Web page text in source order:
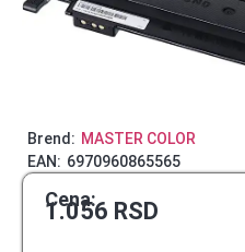
Brend: MASTER COLOR
EAN: 6970960865565
Cena:
1.056 RSD